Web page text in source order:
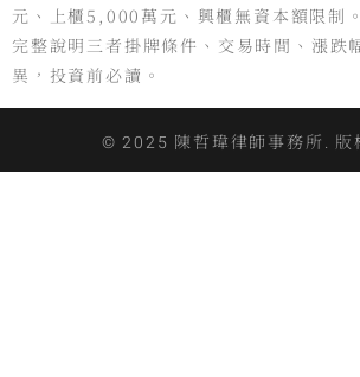
元、上櫃5,000萬元、興櫃無資本額限制
完整說明三者掛牌條件、交易時間、漲跌
異，投資前必讀。
© 2025 陳哲瑋律師事務所. 版